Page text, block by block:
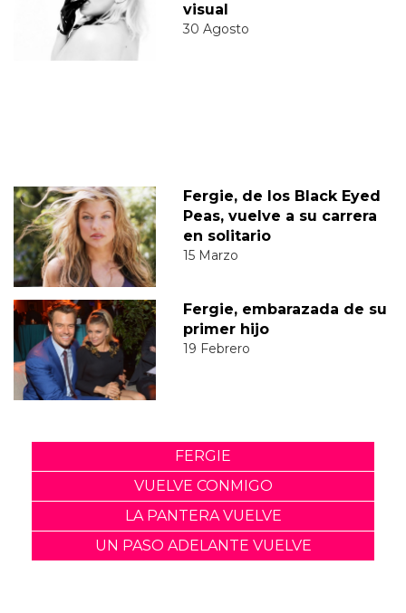
visual
30 Agosto
Fergie, de los Black Eyed
Peas, vuelve a su carrera
en solitario
15 Marzo
Fergie, embarazada de su
primer hijo
19 Febrero
FERGIE
VUELVE CONMIGO
LA PANTERA VUELVE
UN PASO ADELANTE VUELVE